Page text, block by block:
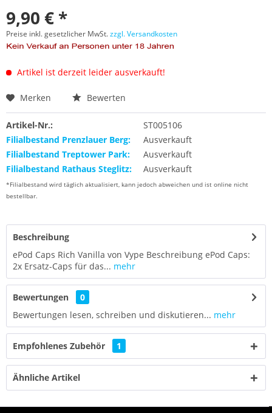
9,90 € *
Preise inkl. gesetzlicher MwSt.zzgl. Versandkosten
Artikel ist derzeit leider ausverkauft!
Merken Bewerten
Artikel-Nr.:
ST005106
Filialbestand Prenzlauer Berg:
Ausverkauft
Filialbestand Treptower Park:
Ausverkauft
Filialbestand Rathaus Steglitz:
Ausverkauft
*Filialbestand wird täglich aktualisiert, kann jedoch abweichen und ist online nicht
bestellbar.
Beschreibung
ePod Caps Rich Vanilla von Vype Beschreibung ePod Caps:
2x Ersatz-Caps für das... mehr
Bewertungen
0
Bewertungen lesen, schreiben und diskutieren... mehr
Empfohlenes Zubehör 1
Ähnliche Artikel